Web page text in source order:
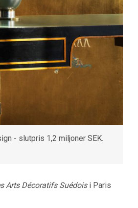
- slutpris 1,2 miljoner SEK.
Arts Décoratifs Suédoisi Paris